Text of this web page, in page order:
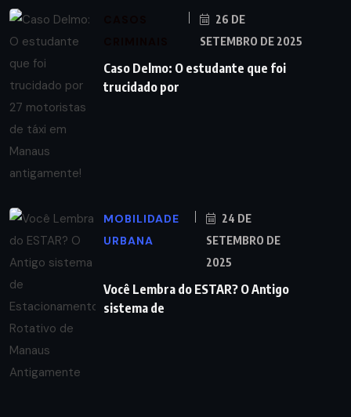
26 DE
SETEMBRO DE 2025
Caso Delmo: O estudante que foi
trucidado por
MOBILIDADE
URBANA
24 DE
SETEMBRO DE
2025
Você Lembra do ESTAR? O Antigo
sistema de